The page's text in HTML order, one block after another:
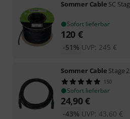
Sommer Cable SC
Sofort lieferbar
120 €
UVP: 245 €
-51%
Sommer Cable Stage
150
Sofort lieferbar
24,90€
UVP: 43,60 €
-43%